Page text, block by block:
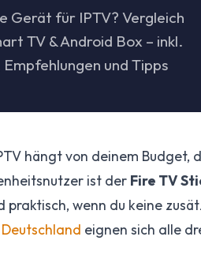
Gerät für IPTV? Vergleich
TV & Android Box – inkl.
und Tipps
hängt von deinem
ist der Fire TV
praktisch, wenn du keine
eignen sich alle